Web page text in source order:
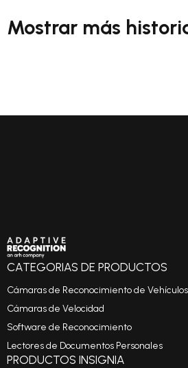
Mostrar más
CATEGORIAS DE PRODUCTOS
Cámaras de Reconocimiento de Vehículos
Cámaras de Velocidad
Software de Reconocimiento
Lectores de Documentos Personales
PRODUCTOS INSIGNIA